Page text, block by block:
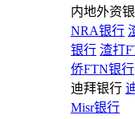
内地外资
NRA银行
银行 渣打
侨FTN银行
迪拜银行
Misr银行